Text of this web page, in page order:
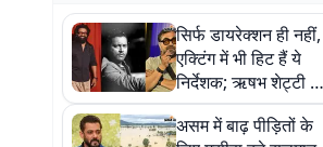
सिर्फ डायरेक्शन ही नहीं,
एक्टिंग में भी हिट हैं ये
निर्देशक; ऋषभ शेट्टी से
लेकर गुरु दत्त तक का
जलवा
असम में बाढ़ पीड़ितों के